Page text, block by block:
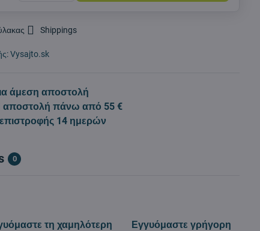
Shippings
Vysajto.sk
άμεση αποστολή
πάνω από 55 €
επιστροφής 14 ημερών
0
τη χαμηλότερη
Εγγυόμαστε γρήγορη